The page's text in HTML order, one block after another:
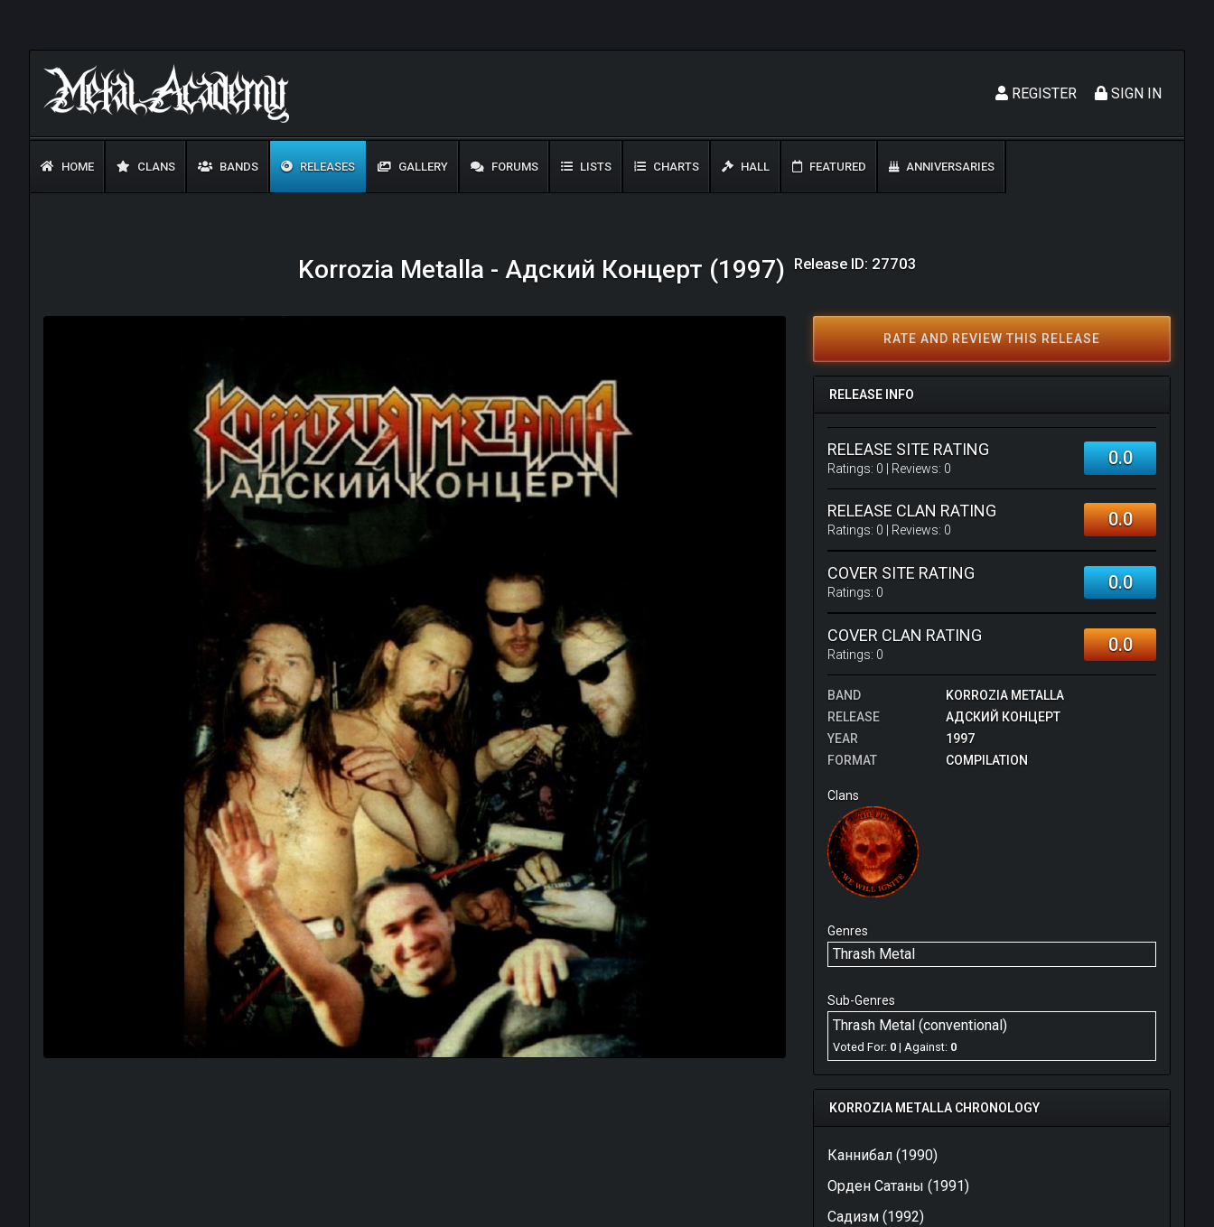
SIGN IN
REGISTER
HOME CLANS BANDS RELEASES GALLERY FORUMS LISTS CHARTS HALL FEATURED ANNIVERSARIES
Korrozia Metalla - Адский Концерт (1997) Release ID: 27703
RATE AND REVIEW THIS RELEASE
RELEASE INFO
RELEASE SITE RATING
Ratings: 0 | Reviews: 0 0.0
RELEASE CLAN RATING
Ratings: 0 | Reviews: 0 0.0
COVER SITE RATING
Ratings: 0 0.0
COVER CLAN RATING
Ratings: 0 0.0
BAND
KORROZIA METALLA
RELEASE
АДСКИЙ КОНЦЕРТ
YEAR
1997
FORMAT
COMPILATION
Clans
Genres
Thrash Metal
Sub-Genres
Thrash Metal (conventional)
Voted For: 0 | Against: 0
KORROZIA METALLA CHRONOLOGY
Каннибал (1990)
Орден Сатаны (1991)
Садизм (1992)